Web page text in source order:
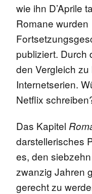
wie ihn D’Aprile
Romane
publiziert. Durch
den Vergleich
Internetserien.
Netflix
Das Kapitel
darstellerisches
es, den
zwanzig Jahren
gerecht zu